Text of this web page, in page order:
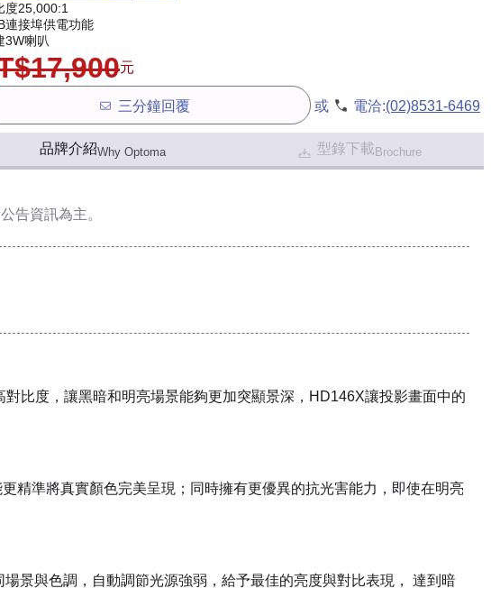
度25,000:1
連接埠供電功能
3W喇叭
元
三分鐘回覆 或 電洽:(02)8531-6469
品牌介紹Why Optoma 型錄下載 Brochure
告資訊為主。
比度，讓黑暗和明亮場景能夠更加突顯景深，HD146X讓投影畫面中的
精準將真實顏色完美呈現；同時擁有更優異的抗光害能力，即使在明亮
景與色調，自動調節光源強弱，給予最佳的亮度與對比表現， 達到暗